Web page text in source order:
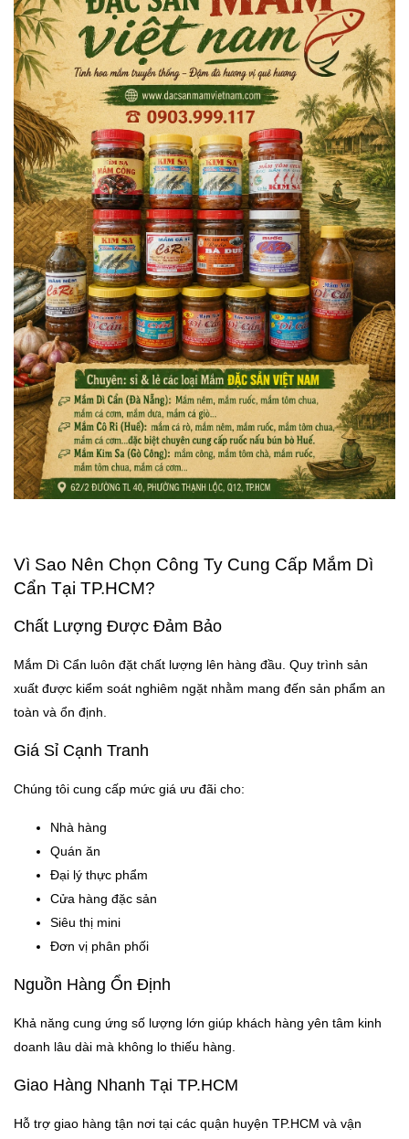
Vì Sao Nên Chọn Công Ty Cung Cấp Mắm Dì
Cẩn Tại TP.HCM?
Chất Lượng Được Đảm Bảo
Mắm Dì Cẩn luôn đặt chất lượng lên hàng đầu. Quy trình sản
xuất được kiểm soát nghiêm ngặt nhằm mang đến sản phẩm an
toàn và ổn định.
Giá Sỉ Cạnh Tranh
Chúng tôi cung cấp mức giá ưu đãi cho:
Nhà hàng
Quán ăn
Đại lý thực phẩm
Cửa hàng đặc sản
Siêu thị mini
Đơn vị phân phối
Nguồn Hàng Ổn Định
Khả năng cung ứng số lượng lớn giúp khách hàng yên tâm kinh
doanh lâu dài mà không lo thiếu hàng.
Giao Hàng Nhanh Tại TP.HCM
Hỗ trợ giao hàng tận nơi tại các quận huyện TP.HCM và vận